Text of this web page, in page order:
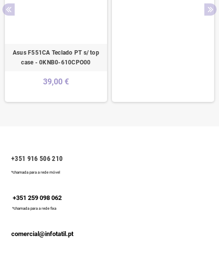
Asus F551CA Teclado PT s/ top
case - 0KNB0-610CPO00
39,00 €
+351 916 506 210
*chamada para a rede móvel
+351 259 098 062
*chamada para a rede fixa
comercial@infotatil.pt